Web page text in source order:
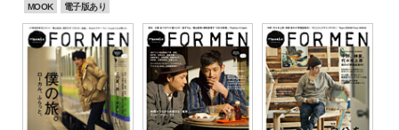
MOOK 電子版あり